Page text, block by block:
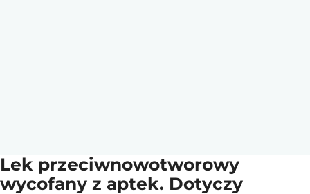
Lek przeciwnowotworowy
wycofany z aptek. Dotyczy